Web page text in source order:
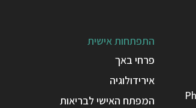
התפתחות אישית
פרחי באך
אירידולוגיה
המפתח האישי לבריאות